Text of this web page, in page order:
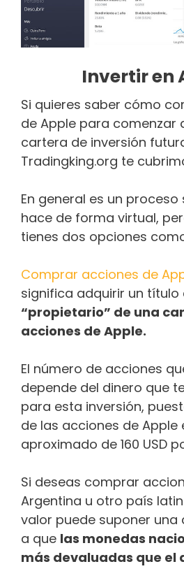
Invertir en
Si quieres saber cómo
de Apple para comenzar
cartera de inversión
Tradingking.org te
En general es un proceso
hace de forma virtual,
tienes dos opciones
Comprar acciones de
significa adquirir un título
“propietario” de una
acciones de Apple.
El número de acciones
depende del dinero que
para esta inversión,
de las acciones de Apple
aproximado de 160 USD
Si deseas comprar
Argentina u otro país
valor puede suponer
a que las monedas
más devaluadas que el